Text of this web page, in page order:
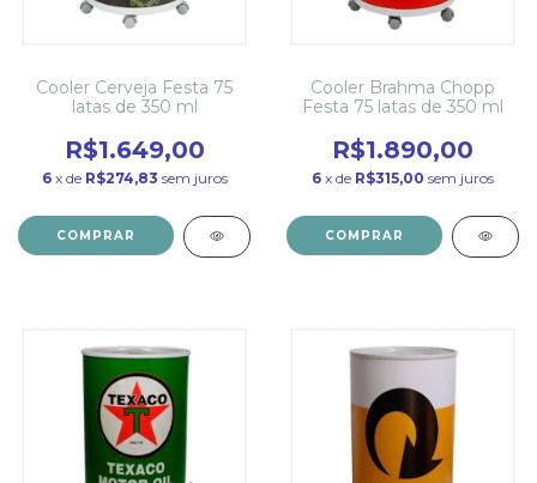
Cooler Cerveja Festa 75
latas de 350 ml
R$1.649,00
6 x de R$274,83 sem juros
Cooler Brahma Chopp
Festa 75 latas de 350 ml
R$1.890,00
6 x de R$315,00 sem juros